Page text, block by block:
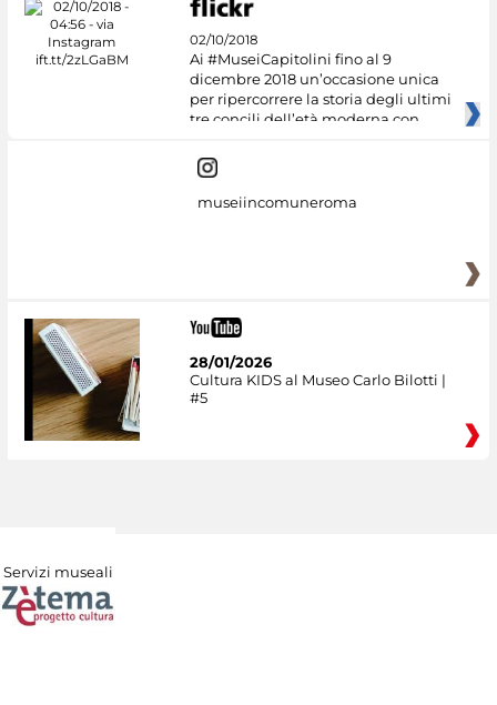
02/10/2018
Ai #MuseiCapitolini fino al 9
dicembre 2018 un’occasione unica
per ripercorrere la storia degli ultimi
tre concili dell’età moderna con
museiincomuneroma
28/01/2026
Cultura KIDS al Museo Carlo Bilotti |
#5
Servizi museali